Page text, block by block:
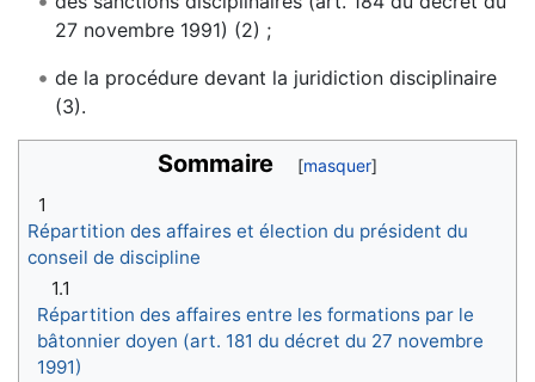
27 novembre 1991) (2) ;
de la procédure devant la juridiction disciplinaire
(3).
Sommaire
1
Répartition des affaires et élection du président du
conseil de discipline
1.1
Répartition des affaires entre les formations par le
bâtonnier doyen (art. 181 du décret du 27 novembre
1991)